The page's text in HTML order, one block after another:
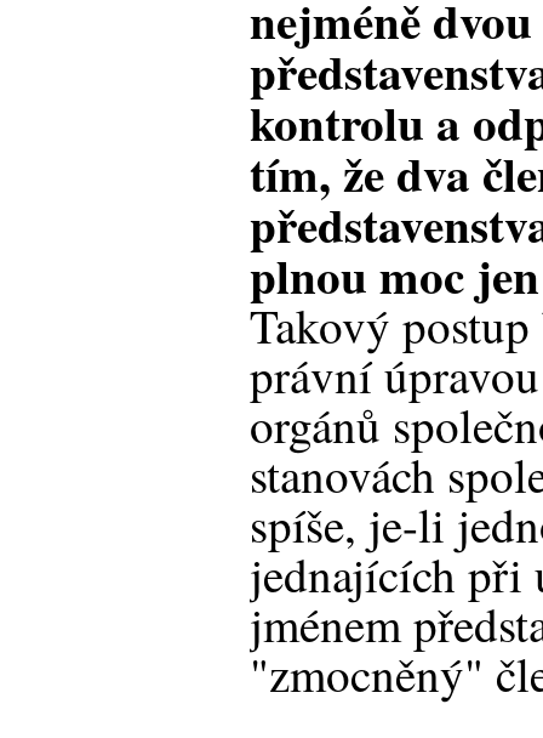
nejméně
kontrolu a
tím, že dva
plnou moc
Takový
právní
orgánů
stanovách
spíše, je-li
jednajících při
jménem
"zmocněný"